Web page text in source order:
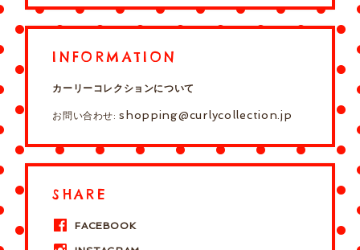
INFORMATION
カーリーコレクションについて
お問い合わせ:shopping@curlycollection.jp
SHARE
FACEBOOK